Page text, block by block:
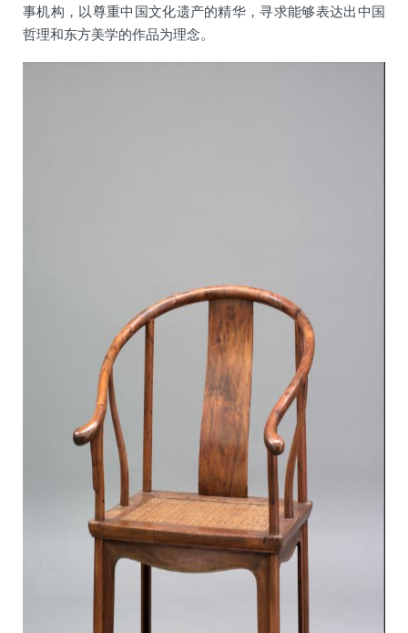
事机构，以尊重中国文化遗产的精华，寻求能够表达出中国
哲理和东方美学的作品为理念。